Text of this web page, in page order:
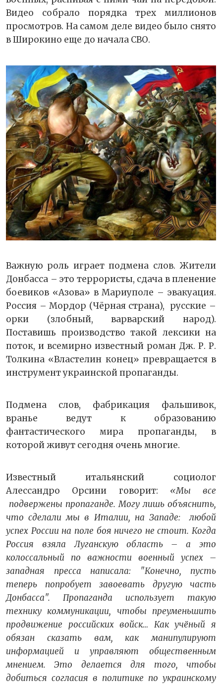
Видео собрало порядка трех миллионов
просмотров. На самом деле видео было снято
в Широкино еще до начала СВО.
Важную роль играет подмена слов. Жители
Донбасса – это террористы, сдача в пленение
боевиков «Азова» в Мариуполе – эвакуация.
Россия – Мордор (Чёрная страна), русские –
орки (злобный, варварский народ).
Поставишь производство такой лексики на
поток, и всемирно известный роман Дж. Р. Р.
Толкина «Властелин конец» превращается в
инструмент украинской пропаганды.
Подмена слов, фабрикация фальшивок,
вранье ведут к образованию
фантастического мира пропаганды, в
которой живут сегодня очень многие.
Известный итальянский социолог
Алессандро Орсини говорит: «Мы все
подвержены пропаганде. Могу лишь объяснить,
что сделали мы в Италии, на Западе: любой
успех России на поле боя ничего не стоит. Когда
Россия взяла Луганскую область – а это
колоссальный по важности военный успех –
западная пресса написала: "Конечно, пусть
теперь попробует завоевать другую часть
Донбасса". Пропаганда использует такую
технику коммуникации, чтобы преуменьшить
продвижение российских войск… Как учёный я
обязан сказать вам, как манипулируют
информацией и управляют общественным
мнением. Это делается для того, чтобы
добиться согласия в политике по украинскому